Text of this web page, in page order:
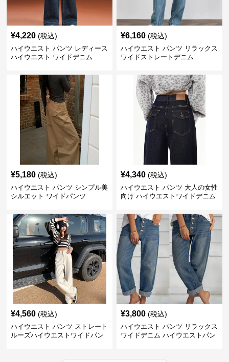
¥4,220 (税込)
ハイウエスト パンツ レディース
ハイウエスト ワイドデニム
¥6,160 (税込)
ハイウエスト パンツ リラックス
ワイドストレートデニム
¥5,180 (税込)
ハイウエスト パンツ シンプル美
シルエット ワイドパンツ
¥4,340 (税込)
ハイウエスト パンツ 大人の女性
向け ハイウエストワイドデニム
¥4,560 (税込)
ハイウエスト パンツ ストレート
ルーズハイウエストワイドパン
¥3,800 (税込)
ハイウエスト パンツ リラックス
ワイドデニム ハイウエストパン